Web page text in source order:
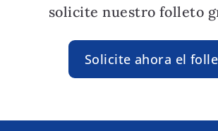
solicite nuestro folleto
Solicite ahora el